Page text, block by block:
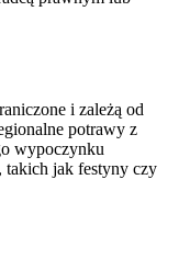
i zależą od
potrawy z
wypoczynku
takich jak festyny czy